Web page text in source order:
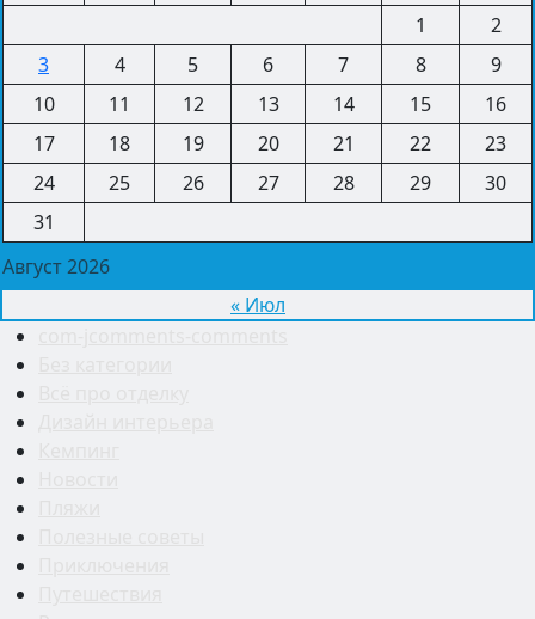
Август 2026
1
2
3
4 5 6 7 8
9
10
11 12 13 14 15
16
17
18 19 20 21 22
23
24
25 26 27 28 29
30
31
« Июл